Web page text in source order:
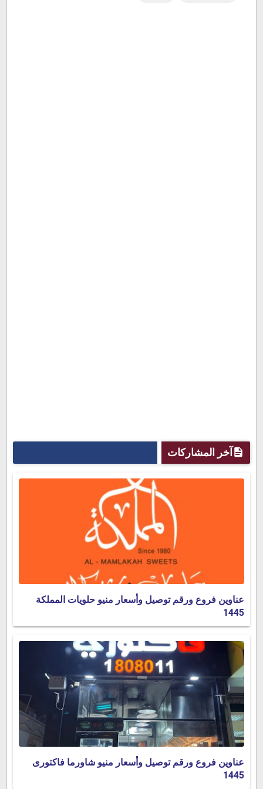
آخر المشاركات
عناوين فروع ورقم توصيل وأسعار منيو حلويات المملكة
1445
عناوين فروع ورقم توصيل وأسعار منيو شاورما فاكتورى
1445